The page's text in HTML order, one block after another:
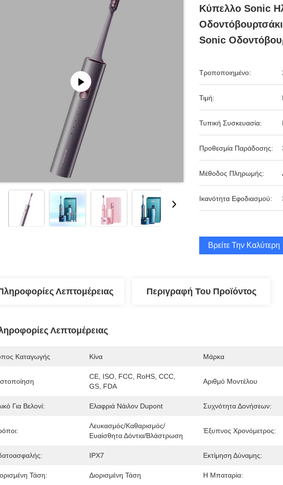
Κύπελλο Sonic
Sonic
Τροποποιημένο:
Τιμή:
Τυπική Συσκευασία:
Προθεσμία Παράδοσης:
Μέθοδος Πληρωμής:
Ικανότητα Εφοδιασμού:
Βρείτε Την Καλύτερη
Λεπτομέρειας Περιγραφή Του Προϊόντος
Λεπτομέρειας
Καταγωγής Κίνα Μάρκα
CE, ISO, FCC, RoHS, CCC,
GS, FDA
Αριθμό Μοντέλου
Για Βελονί: Ελαφριά Νάιλον Dupont Συχνότητα Δονήσεων:
Λευκασμός/καθαρισμός/
Ευαίσθητα Δόντια/βλάστρωση
Έξυπνος Χρονόμετρος:
IPX7 Εκτίμηση Δύναμης:
Τάση: Διορισμένη Τάση Η Μπαταρία: